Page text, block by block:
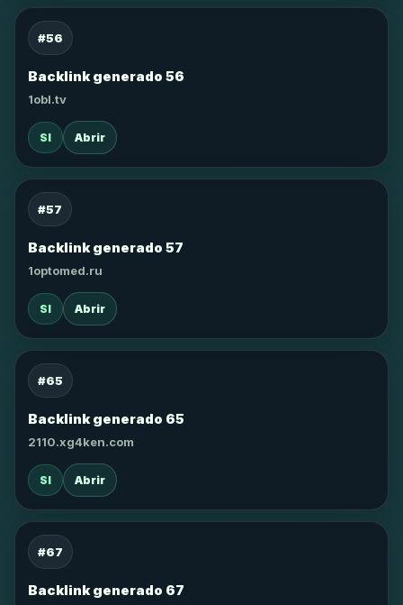
#56
Backlink generado 56
1obl.tv
SI Abrir
#57
Backlink generado 57
1optomed.ru
SI Abrir
#65
Backlink generado 65
2110.xg4ken.com
SI Abrir
#67
Backlink generado 67